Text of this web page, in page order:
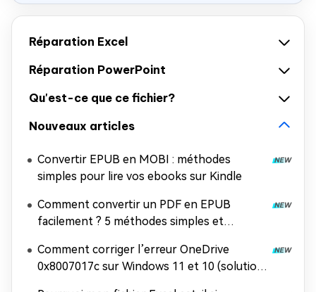
Réparation Excel
Réparation PowerPoint
Qu'est-ce que ce fichier?
Nouveaux articles
Convertir EPUB en MOBI : méthodes
simples pour lire vos ebooks sur Kindle
Comment convertir un PDF en EPUB
facilement ? 5 méthodes simples et
Comment corriger l’erreur OneDrive
0x8007017c sur Windows 11 et 10 (solution